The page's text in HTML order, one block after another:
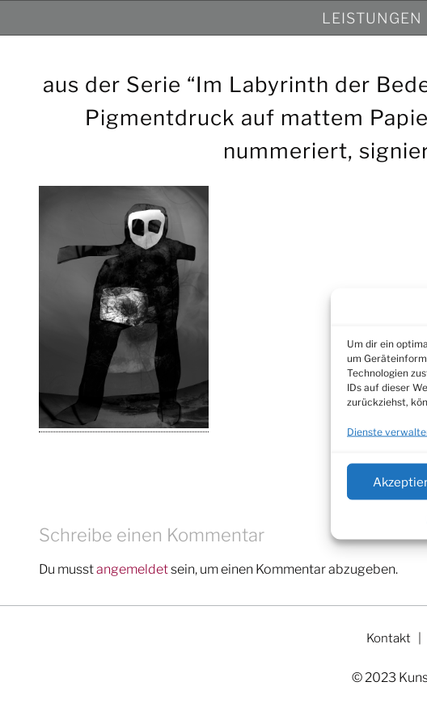
Um dir ein
um
Technologien
IDs auf dieser
zurückziehst,
Dienste
LEISTUNGEN
aus der Serie “Im Labyrinth der
Pigmentdruck auf mattem
nummeriert,
Schreibe einen Kommentar
Du musstangemeldetsein, um einen Kommentar abzugeben.
Kontakt
© 2023